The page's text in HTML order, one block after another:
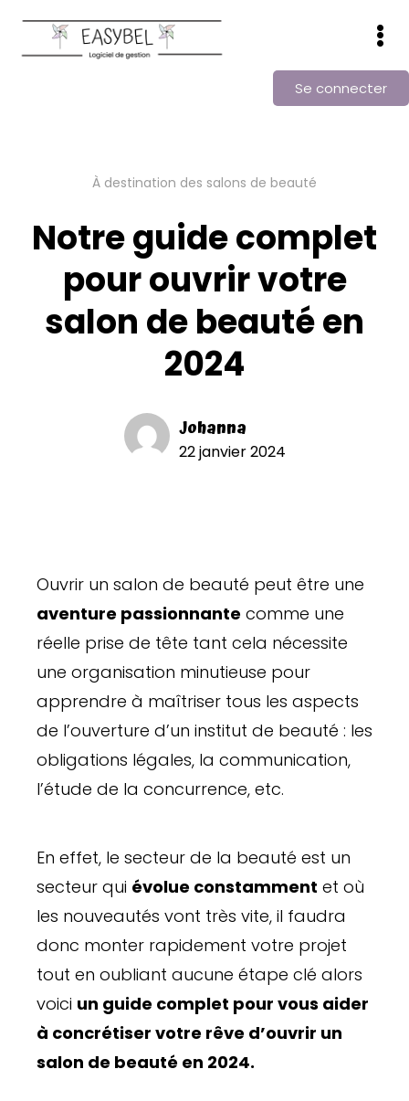
Se connecter
À destination des salons de beauté
Notre guide complet
pour ouvrir votre
salon de beauté en
2024
Johanna
22 janvier 2024
Ouvrir un salon de beauté peut être une
aventure passionnante comme une
réelle prise de tête tant cela nécessite
une organisation minutieuse pour
apprendre à maîtriser tous les aspects
de l’ouverture d’un institut de beauté : les
obligations légales, la communication,
l’étude de la concurrence, etc.
En effet, le secteur de la beauté est un
secteur qui évolue constamment et où
les nouveautés vont très vite, il faudra
donc monter rapidement votre projet
tout en oubliant aucune étape clé alors
voici un guide complet pour vous aider
à concrétiser votre rêve d’ouvrir un
salon de beauté en 2024.